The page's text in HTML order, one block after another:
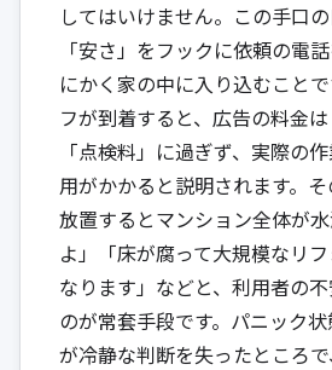
してはいけません。この手口
「安さ」をフックに依頼の電
にかく家の中に入り込むこと
フが到着すると、広告の料金
「点検料」に過ぎず、実際の
用がかかると説明されます。
放置するとマンション全体が
よ」「床が腐って大規模なリ
なります」などと、利用者の
のが常套手段です。パニック
が冷静な判断を失ったところ